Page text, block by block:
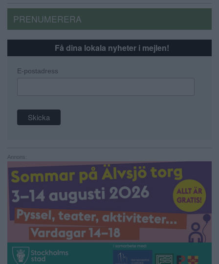
PRENUMERERA
Få dina lokala nyheter i mejlen!
E-postadress
Annons: